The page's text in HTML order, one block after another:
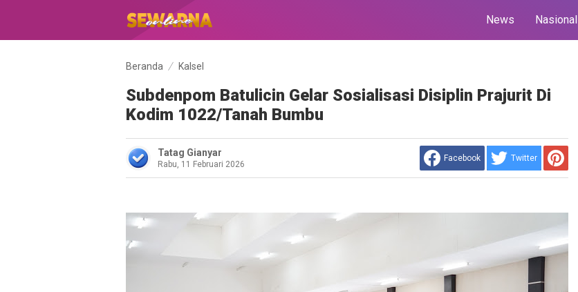
News Nasional
Beranda Kalsel
Subdenpom Batulicin Gelar Sosialisasi Disiplin Prajurit Di
Kodim 1022/Tanah Bumbu
Tatag Gianyar
Rabu, 11 Februari 2026
Facebook Twitter